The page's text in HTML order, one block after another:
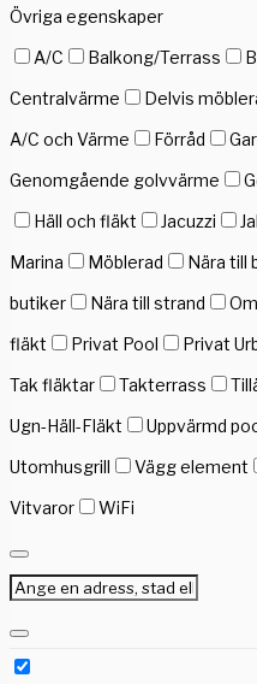
Övriga egenskaper
A/C
Balkong/Terrass
Centralvärme
Delvis
A/C och Värme
Förråd
Genomgående golvvärme
Häll och fläkt
Jacuzzi
Marina
Möblerad Nära till
butiker
Nära till strand
fläkt
Privat Pool Privat
Tak fläktar
Takterrass
Ugn-Häll-Fläkt
Uppvärmd
Utomhusgrill
Vägg element
Vitvaror
WiFi